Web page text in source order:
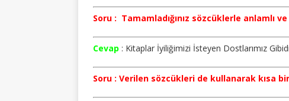
Soru : Tamamladığınız sözcüklerle anlamlı
Cevap : Kitaplar İyiliğimizi İsteyen Dostlarımız
Soru : Verilen sözcükleri de kullanarak kısa